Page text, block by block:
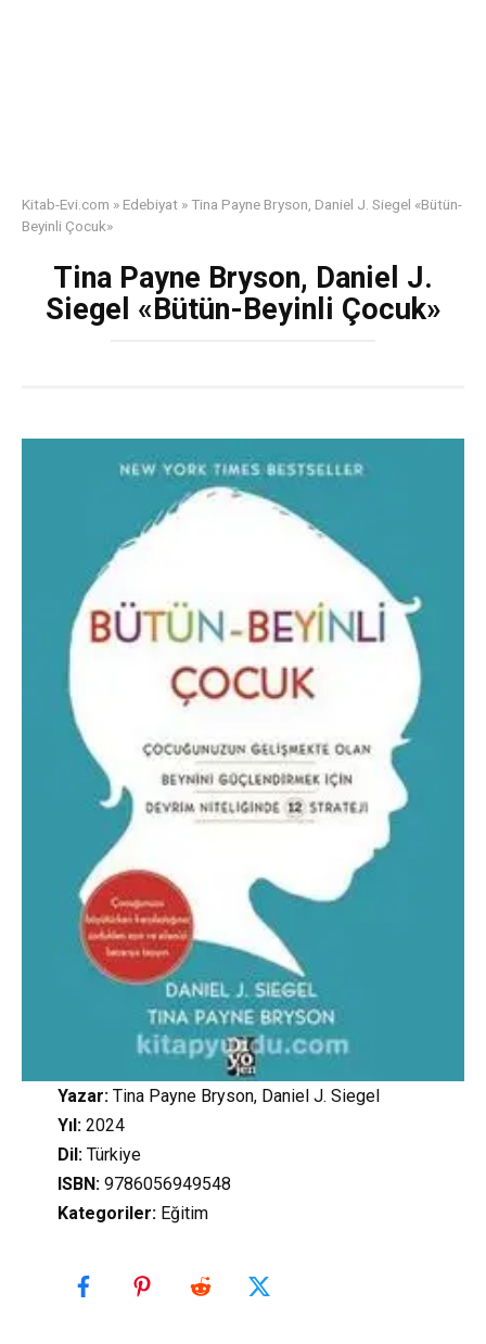
Kitab-Evi.com » Edebiyat »Tina Payne Bryson, Daniel J. Siegel «Bütün-
Beyinli Çocuk»
Tina Payne Bryson, Daniel J.
Siegel «Bütün-Beyinli Çocuk»
Yazar:Tina Payne Bryson, Daniel J. Siegel
Yıl:2024
Dil:Türkiye
ISBN:9786056949548
Kategoriler:Eğitim